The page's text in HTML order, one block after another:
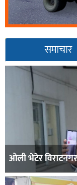
समाचार
ओली भेटेर विराटनगर